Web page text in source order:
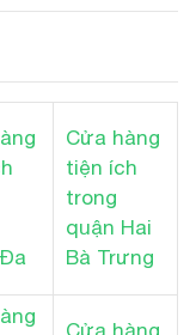
Cửa hàng
tiện ích
trong
quận Hai
Bà Trưng
Cửa hàng